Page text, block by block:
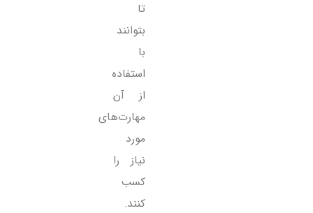
تا
‌بتوانند
با
استفاده
از آن
مهارت‌های
مورد
نیاز را
کسب
کنند.